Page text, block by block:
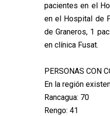
pacientes en el
en el Hospital de
de Graneros, 1
en clínica Fusat.
PERSONAS CON
En la región
Rancagua: 70
Rengo: 41